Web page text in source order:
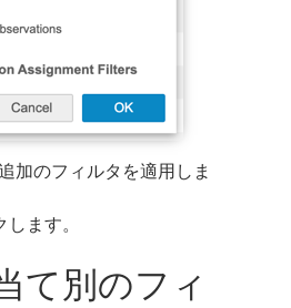
加のフィルタを適用しま
ます。
て別のフィ